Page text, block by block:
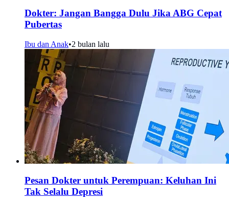
Dokter: Jangan Bangga Dulu Jika ABG Cepat
Pubertas
Ibu dan Anak•2 bulan lalu
Pesan Dokter untuk Perempuan: Keluhan Ini
Tak Selalu Depresi